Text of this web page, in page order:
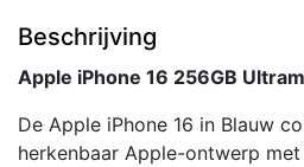
Beschrijving
Apple iPhone 16 256GB
De Apple iPhone 16 in Blauw
herkenbaar Apple-ontwerp